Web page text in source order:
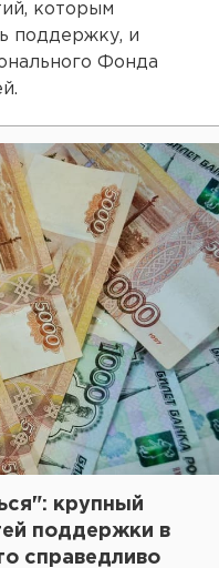
которым
поддержку, и
Фонда
крупный
поддержки в
справедливо